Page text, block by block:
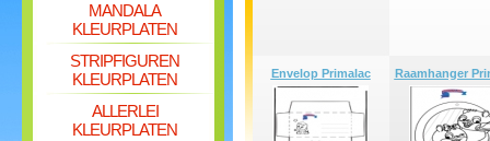
MANDALA
KLEURPLATEN
STRIPFIGUREN
KLEURPLATEN
ALLERLEI
KLEURPLATEN
Envelop Primalac Raamhanger